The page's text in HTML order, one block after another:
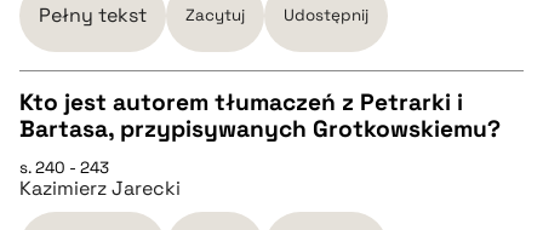
BIBTEX
pobierz cytat
Pełny tekst Zacytuj Udostępnij
CZYSTY TEKST
pobierz cytat
Kto jest autorem tłumaczeń z Petrarki i
Bartasa, przypisywanych Grotkowskiemu?
s. 240 - 243
Kazimierz Jarecki